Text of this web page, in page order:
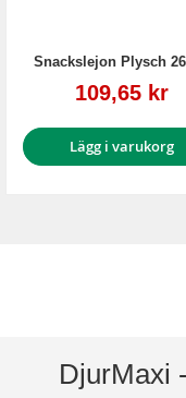
Snackslejon Plysch
Reapris
109,65 kr
Lägg i varukorg
DjurMaxi